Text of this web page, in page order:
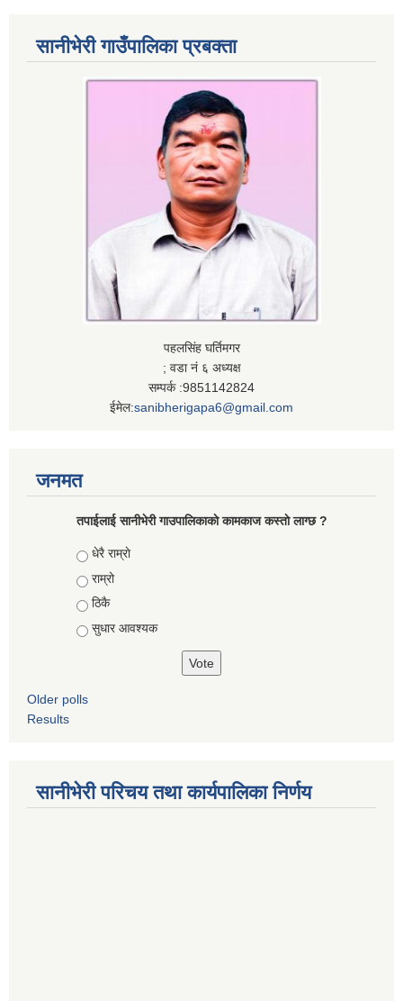
सानीभेरी गाउँपालिका प्रबक्ता
पहलसिंह घर्तिमगर
; वडा नं ६ अध्यक्ष
सम्पर्क :9851142824
ईमेल:sanibherigapa6@gmail.com
जनमत
तपाईलाई सानीभेरी गाउपालिकाकाे कामकाज कस्ताे लाग्छ ?
Choices
धेरै राम्राे
राम्रो
ठिकै
सुधार आवश्यक
Older polls
Results
सानीभेरी परिचय तथा कार्यपालिका निर्णय